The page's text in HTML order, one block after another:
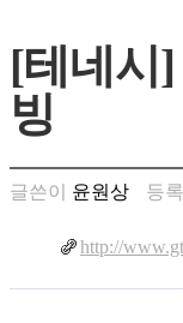
남
찾
기
은
링
크
[테네시
빙
글쓴이 윤원상 등
http://